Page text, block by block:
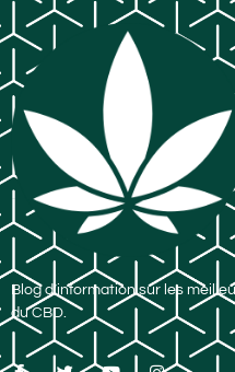
Blog d’information sur les
du CBD.